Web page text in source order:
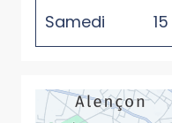
Samedi 15